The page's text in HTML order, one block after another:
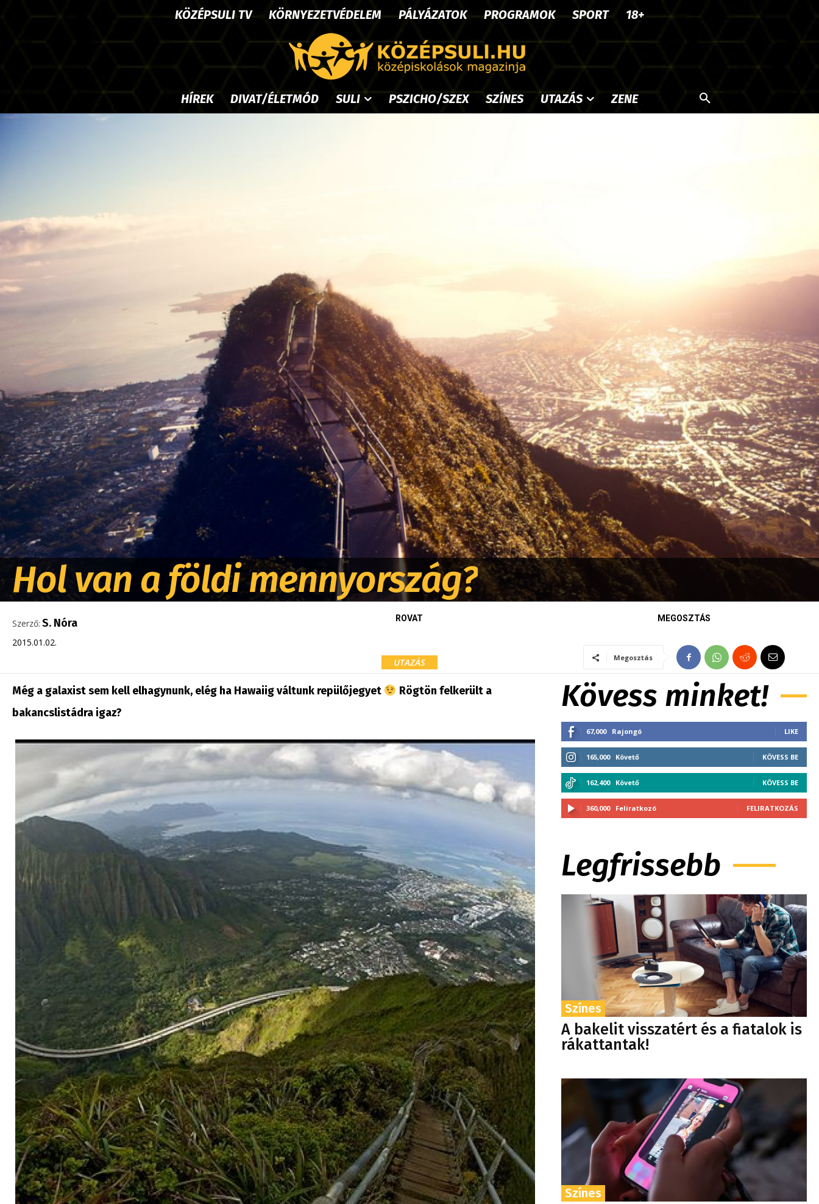
KÖZÉPSULI TV KÖRNYEZETVÉDELEM PÁLYÁZATOK PROGRAMOK SPORT 18+
HÍREK DIVAT/ÉLETMÓD SULI PSZICHO/SZEX SZÍNES UTAZÁS ZENE
Hol van a földi mennyország?
Szerző: S. Nóra
2015.01.02.
ROVAT
UTAZÁS
MEGOSZTÁS
Megosztás
Még a galaxist sem kell elhagynunk, elég ha Hawaiig váltunk repülőjegyet
Rögtön felkerült a
bakancslistádra igaz?
Kövess minket!
67,000 Rajongó LIKE
165,000 Követő KÖVESS BE
162,400 Követő KÖVESS BE
360,000 Feliratkozó FELIRATKOZÁS
Legfrissebb
Színes
A bakelit visszatért és a fiatalok is
rákattantak!
Színes